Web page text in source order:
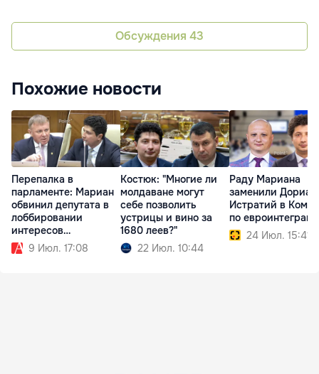
Обсуждения 43
Похожие новости
Перепалка в
парламенте: Мариан
обвинил депутата в
лоббировании
интересов
Moldovagaz
9 Июл. 17:08
Костюк: "Многие ли
молдаване могут
себе позволить
устрицы и вино за
1680 леев?"
22 Июл. 10:44
Раду Мариана
заменили
Истратий в
по
24 Июл. 15:41